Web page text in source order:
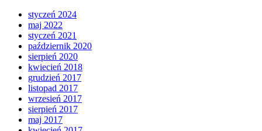
styczeń 2024
maj 2022
styczeń 2021
październik 2020
sierpień 2020
kwiecień 2018
grudzień 2017
listopad 2017
wrzesień 2017
sierpień 2017
maj 2017